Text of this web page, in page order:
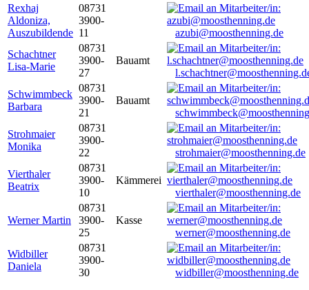
Rexhaj
Aldoniza,
Auszubildende
08731
3900-
11
azubi@moosthenning.de
Schachtner
Lisa-Marie
08731
3900-
27
Bauamt
Schwimmbeck
Barbara
08731
3900-
21
Bauamt
Strohmaier
Monika
08731
3900-
22
strohmaier@moosthenning.de
Vierthaler
Beatrix
08731
3900-
10
Kämmerei
vierthaler@moosthenning.de
Werner Martin
08731
3900-
25
Kasse
werner@moosthenning.de
Widbiller
Daniela
08731
3900-
30
widbiller@moosthenning.de